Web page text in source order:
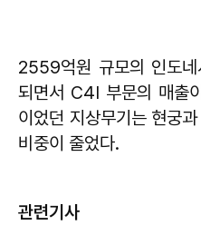
2559억원 규모의 인도
되면서 C4I 부문의 매출
이었던 지상무기는 현궁
비중이 줄었다.
관련기사